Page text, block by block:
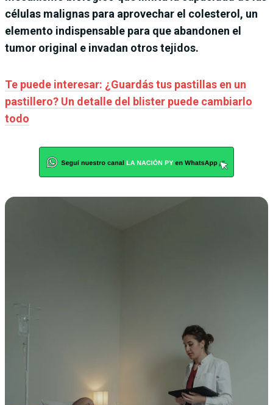
células malignas para aprovechar el colesterol, un
elemento indispensable para que abandonen el
tumor original e invadan otros tejidos.
Te puede interesar: ¿Guardás tus pastillas en un
pastillero? Un detalle del blister puede cambiarlo
todo